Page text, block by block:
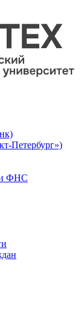
Петербург»)
ФНС